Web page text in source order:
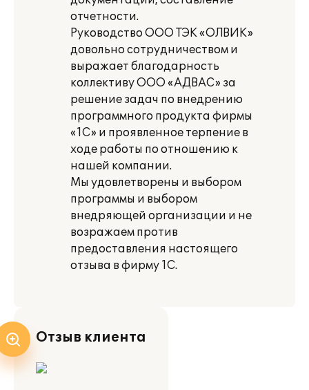
отчетности.
Руководство ООО ТЭК «ОЛВИК»
довольно сотрудничеством и
выражает благодарность
коллективу ООО «АДВАС» за
решение задач по внедрению
программного продукта фирмы
«1С» и проявленное терпение в
ходе работы по отношению к
нашей компании.
Мы удовлетворены и выбором
программы и выбором
внедряющей организации и не
возражаем против
предоставления настоящего
отзыва в фирму 1С.
Отзыв клиента